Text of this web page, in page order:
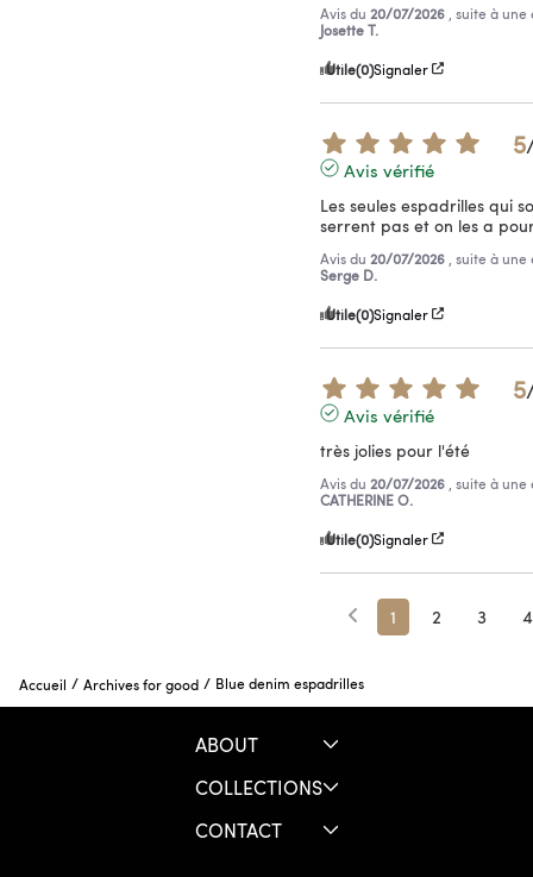
Avis du 20/07/2026 , suite à
Josette T.
Utile(0)Signaler
5
Avis vérifié
Les seules espadrilles qui
serrent pas et on les a
Avis du 20/07/2026 , suite à
Serge D.
Utile(0)Signaler
5
Avis vérifié
très jolies pour l'été
Avis du 20/07/2026 , suite à
CATHERINE O.
Utile(0)Signaler
1 2 3 4
Accueil / Archives for good / Blue denim espadrilles
ABOUT
COLLECTIONS
CONTACT